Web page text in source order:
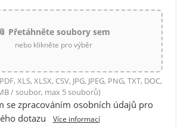
📎 Přetáhněte soubory sem
nebo klikněte pro výběr
XLS, XLSX, CSV, JPG, JPEG, PNG, TXT, DOC,
/ soubor, max 5 souborů)
se zpracováním osobních údajů pro
dotazu
Více informací